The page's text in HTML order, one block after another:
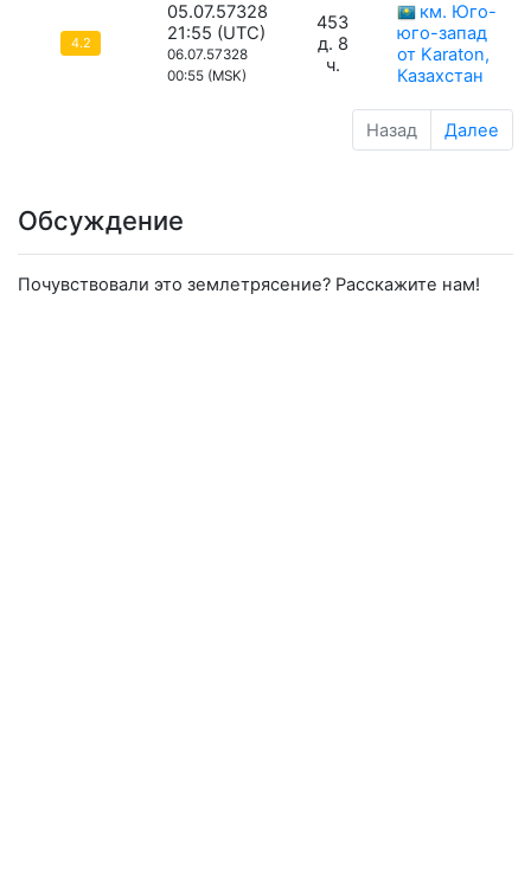
4.2
05.07.57328
21:55 (UTC)
06.07.57328
00:55 (MSK)
453
д. 8
ч.
км. Юго-
юго-запад
от Karaton,
Казахстан
Назад Далее
Обсуждение
Почувствовали это землетрясение? Расскажите нам!